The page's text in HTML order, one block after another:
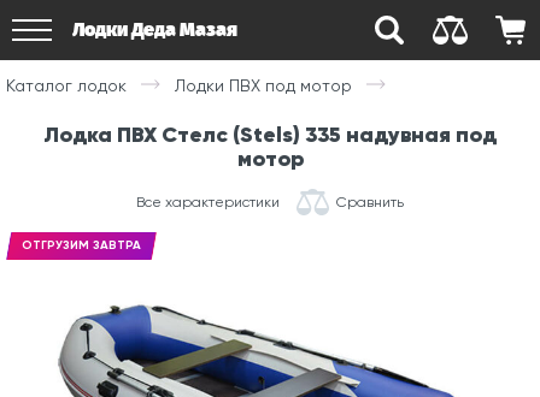
Лодки Деда Мазая
Каталог лодок Лодки ПВХ под мотор
Лодка ПВХ Стелс (Stels) 335 надувная под
мотор
Все характеристики Сравнить
ОТГРУЗИМ ЗАВТРА